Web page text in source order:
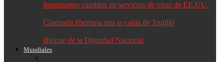
Importantes cambios en servicios de visas de EE.UU.
Clarinada libertaria tras la caída de Trujillo
Bloque de la Dignidad Nacional
Mundiales